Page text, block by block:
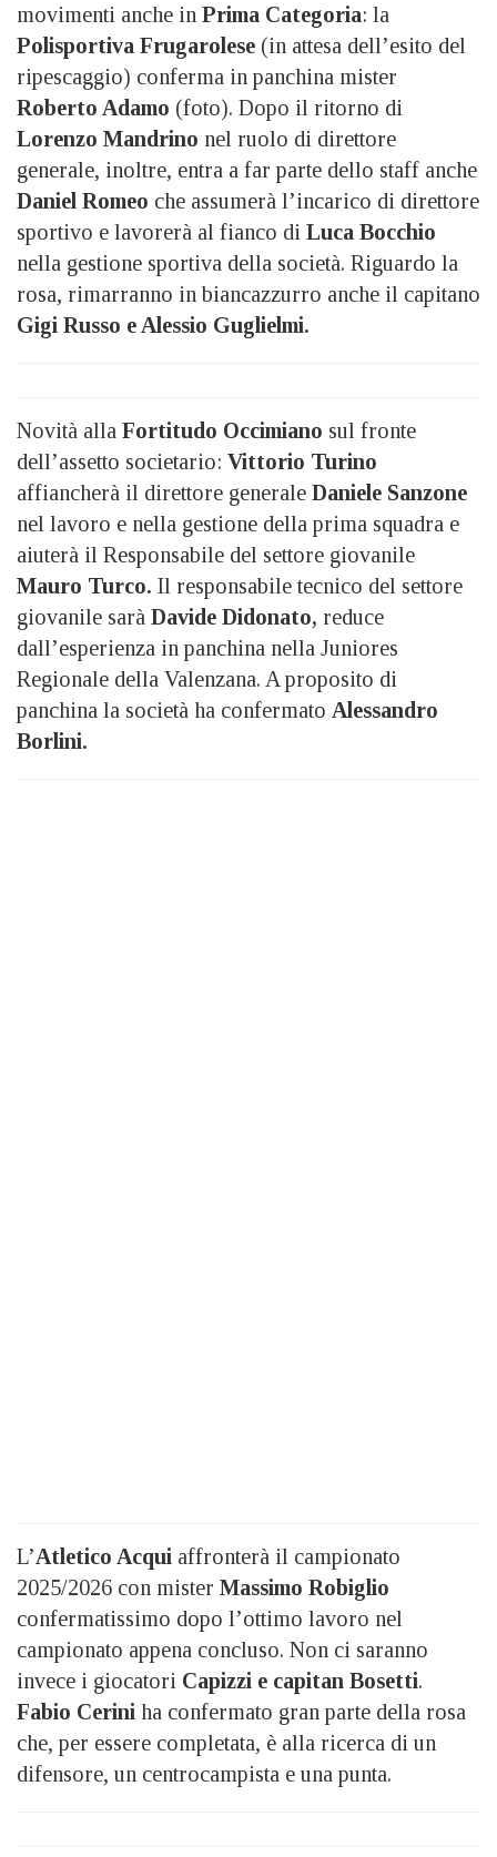
movimenti anche in Prima Categoria: la
Polisportiva Frugarolese (in attesa dell’esito del
ripescaggio) conferma in panchina mister
Roberto Adamo (foto). Dopo il ritorno di
Lorenzo Mandrino nel ruolo di direttore
generale, inoltre, entra a far parte dello staff anche
Daniel Romeo che assumerà l’incarico di direttore
sportivo e lavorerà al fianco di Luca Bocchio
nella gestione sportiva della società. Riguardo la
rosa, rimarranno in biancazzurro anche il capitano
Gigi Russo e Alessio Guglielmi.
Novità alla Fortitudo Occimiano sul fronte
dell’assetto societario: Vittorio Turino
affiancherà il direttore generale Daniele Sanzone
nel lavoro e nella gestione della prima squadra e
aiuterà il Responsabile del settore giovanile
Mauro Turco. Il responsabile tecnico del settore
giovanile sarà Davide Didonato, reduce
dall’esperienza in panchina nella Juniores
Regionale della Valenzana. A proposito di
panchina la società ha confermato Alessandro
Borlini.
L’Atletico Acqui affronterà il campionato
2025/2026 con mister Massimo Robiglio
confermatissimo dopo l’ottimo lavoro nel
campionato appena concluso. Non ci saranno
invece i giocatori Capizzi e capitan Bosetti.
Fabio Cerini ha confermato gran parte della rosa
che, per essere completata, è alla ricerca di un
difensore, un centrocampista e una punta.